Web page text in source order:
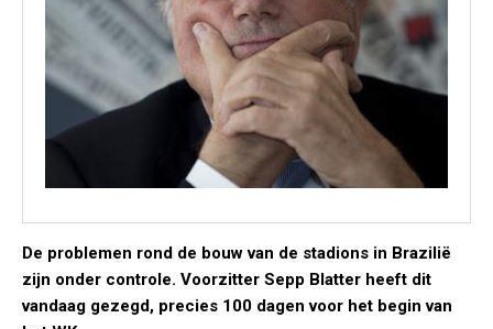
De problemen rond de bouw van de stadions in Brazilië
zijn onder controle. Voorzitter Sepp Blatter heeft dit
vandaag gezegd, precies 100 dagen voor het begin van